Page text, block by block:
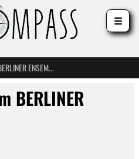
Manfred Karge im BERLINER ENSEMBLE
BERLINER
☰